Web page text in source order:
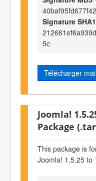
Signature SHA1
5c
Télécharger
Joomla!
Package
This package is
Joomla! 1.5.25 to